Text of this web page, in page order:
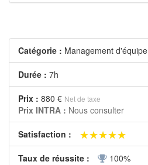
Catégorie : Management d'équipe
Durée : 7h
Prix : 880 € Net de taxe
Prix INTRA : Nous consulter
Satisfaction : ★★★★★
★★★★★
Taux de réussite : 100%